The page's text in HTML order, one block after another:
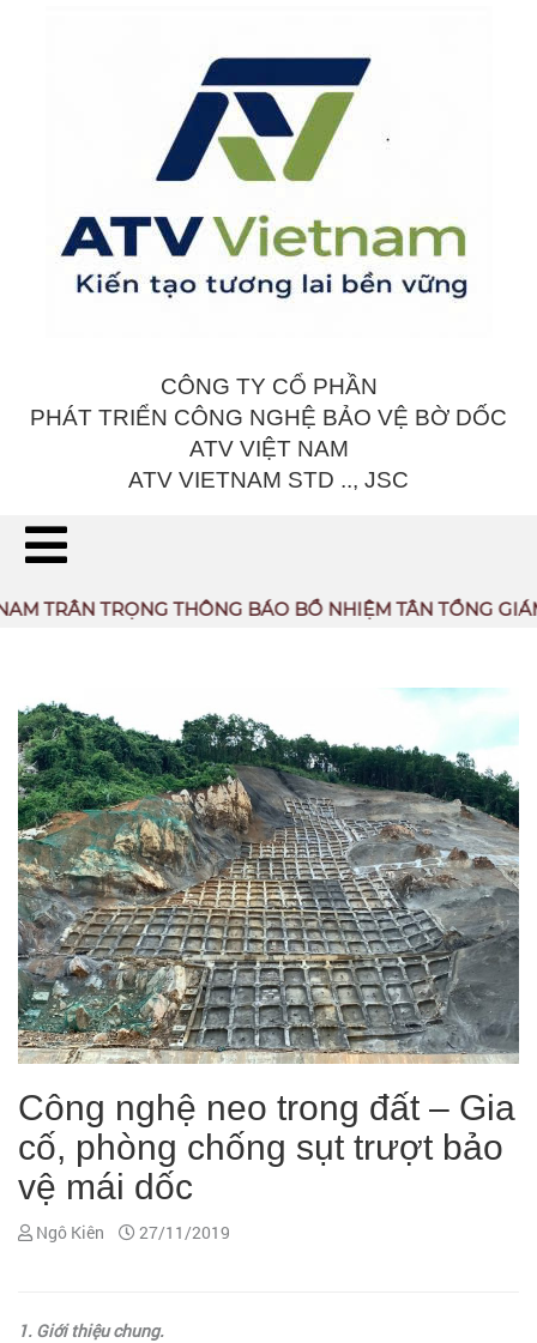
CÔNG TY CỔ PHẦN
PHÁT TRIỂN CÔNG NGHỆ BẢO VỆ BỜ DỐC
ATV VIỆT NAM
ATV VIETNAM STD .., JSC
TRỌNG THÔNG BÁO BỔ NHIỆM TÂN TỔNG GIÁM ĐỐC
THƯ VIỆN
Công nghệ neo trong đất – Gia
cố, phòng chống sụt trượt bảo
vệ mái dốc
Ngô Kiên 27/11/2019
1. Giới thiệu chung.